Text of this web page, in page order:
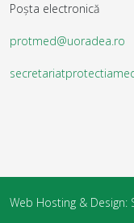
Poșta electronică
protmed@uoradea.ro
Web Hosting & Design: